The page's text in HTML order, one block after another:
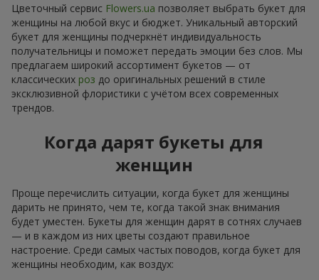
Цветочный сервис Flowers.ua позволяет выбрать букет для
женщины на любой вкус и бюджет. Уникальный авторский
букет для женщины подчеркнёт индивидуальность
получательницы и поможет передать эмоции без слов. Мы
предлагаем широкий ассортимент букетов — от
классических роз до оригинальных решений в стиле
эксклюзивной флористики с учётом всех современных
трендов.
Когда дарят букеты для
женщин
Проще перечислить ситуации, когда букет для женщины
дарить не принято, чем те, когда такой знак внимания
будет уместен. Букеты для женщин дарят в сотнях случаев
— и в каждом из них цветы создают правильное
настроение. Среди самых частых поводов, когда букет для
женщины необходим, как воздух: